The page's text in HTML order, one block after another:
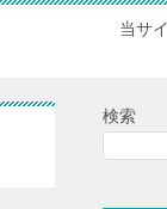
当サ
検索